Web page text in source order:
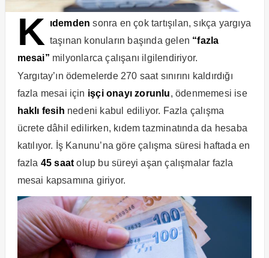
K ıdemden sonra en çok tartışılan, sıkça yargıya
taşınan konuların başında gelen “fazla
mesai” milyonlarca çalışanı ilgilendiriyor.
Yargıtay’ın ödemelerde 270 saat sınırını kaldırdığı
fazla mesai için işçi onayı zorunlu, ödenmemesi ise
haklı fesih nedeni kabul ediliyor. Fazla çalışma
ücrete dâhil edilirken, kıdem tazminatında da hesaba
katılıyor. İş Kanunu’na göre çalışma süresi haftada en
fazla 45 saatolup bu süreyi aşan çalışmalar fazla
mesai kapsamına giriyor.